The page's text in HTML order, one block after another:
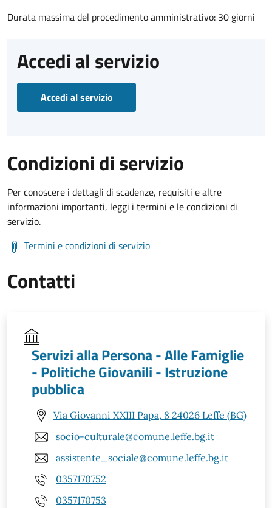
Durata massima del procedimento amministrativo: 30 giorni
Accedi al servizio
Accedi al servizio
Condizioni di servizio
Per conoscere i dettagli di scadenze, requisiti e altre
informazioni importanti, leggi i termini e le condizioni di
servizio.
Termini e condizioni di servizio
Contatti
Servizi alla Persona - Alle Famiglie
- Politiche Giovanili - Istruzione
pubblica
Via Giovanni XXIII Papa, 8 24026 Leffe (BG)
socio-culturale@comune.leffe.bg.it
assistente_sociale@comune.leffe.bg.it
0357170752
0357170753